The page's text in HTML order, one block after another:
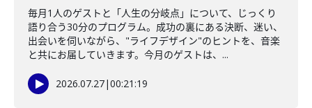
毎月1人のゲストと「人生の分岐点」について、じっくり
語り合う30分のプログラム。成功の裏にある決断、迷い、
出会いを伺いながら、"ライフデザイン"のヒントを、音楽
と共にお届していきます。今月のゲストは、...
2026.07.27|00:21:19